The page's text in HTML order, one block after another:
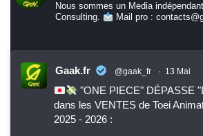
Nous sommes un Media
Consulting.
Mail pro :
Gaak.fr @gaak_fr · 13 Mai
"ONE PIECE" DÉPASSE
dans les VENTES de Toei
2025 - 2026 :